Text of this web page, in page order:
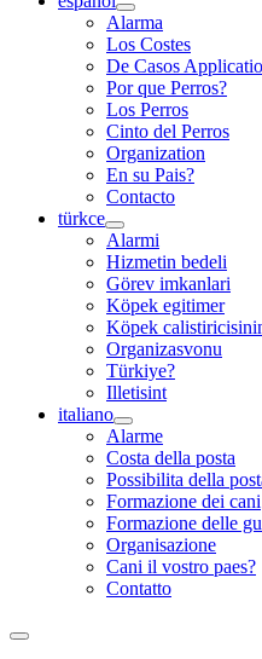
Alarma
Los Costes
De Casos
Por que Perros?
Los Perros
Cinto del Perros
Organization
En su Pais?
Contacto
türkce
Alarmi
Hizmetin bedeli
Görev imkanlari
Köpek egitimer
Köpek
Organizasvonu
Türkiye?
Illetisint
italiano
Alarme
Costa della posta
Possibilita della
Formazione dei cani
Formazione delle
Organisazione
Cani il vostro paes?
Contatto